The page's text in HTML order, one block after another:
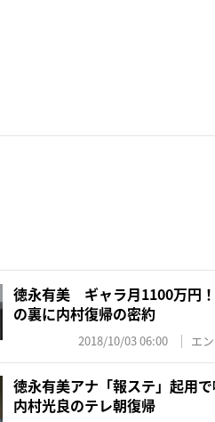
徳永有美 ギャラ月1100万円
の裏に内村復帰の密約
2018/10/03 06:00 エ
徳永有美アナ「報ステ」起用
内村光良のテレ朝復帰